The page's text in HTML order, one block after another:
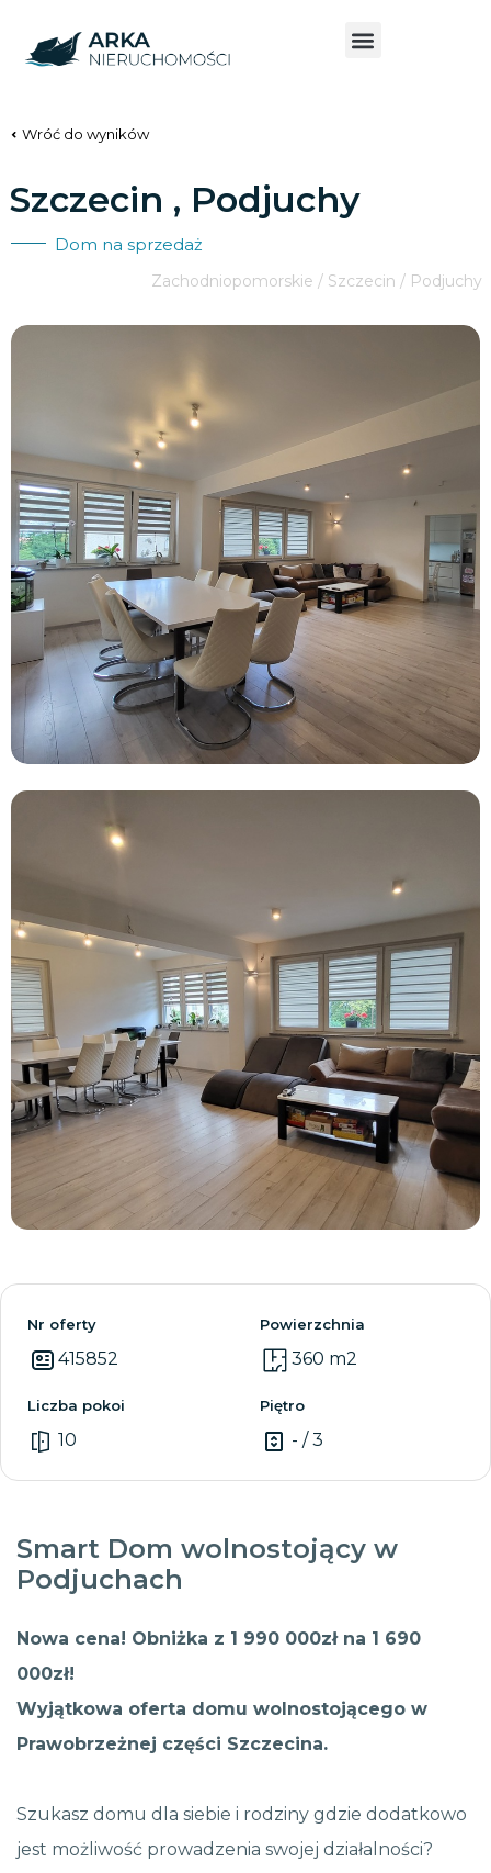
Wróć do wyników
Szczecin , Podjuchy
Dom na sprzedaż
Zachodniopomorskie / Szczecin / Podjuchy
Zobacz wszystkie
Nr oferty
415852
Powierzchnia
360 m2
Liczba pokoi
10
Piętro
- / 3
Smart Dom wolnostojący w
Podjuchach
Nowa cena! Obniżka z 1 990 000zł na 1 690
000zł!
Wyjątkowa oferta domu wolnostojącego w
Prawobrzeżnej części Szczecina.
Szukasz domu dla siebie i rodziny gdzie dodatkowo
jest możliwość prowadzenia swojej działalności?